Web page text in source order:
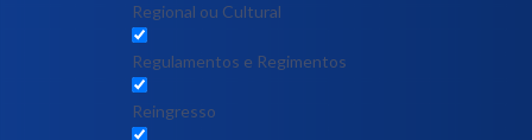
Regional ou Cultural
Regulamentos e Regimentos
Reingresso